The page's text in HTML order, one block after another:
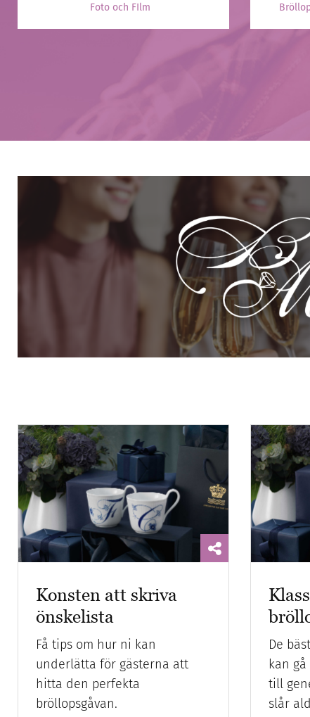
Foto och FIlm
Konsten att skriva
önskelista
Få tips om hur ni kan
underlätta för gästerna att
hitta den perfekta
bröllopsgåvan.
De
kan
till
slår